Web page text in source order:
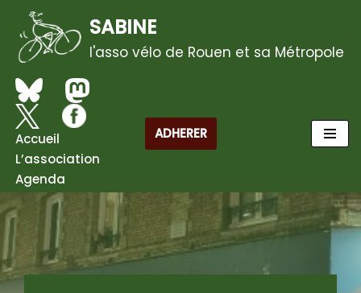
Aller
au
contenu
SABINE
l'asso vélo de Rouen et sa Métropole
Accueil
L’association
Agenda
ADHERER